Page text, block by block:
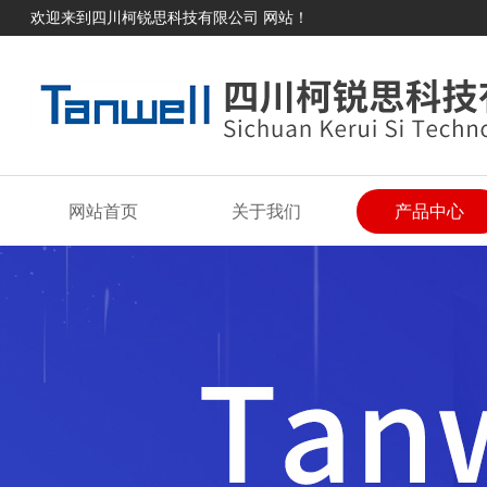
欢迎来到四川柯锐思科技有限公司 网站！
网站首页 关于我们 产品中心